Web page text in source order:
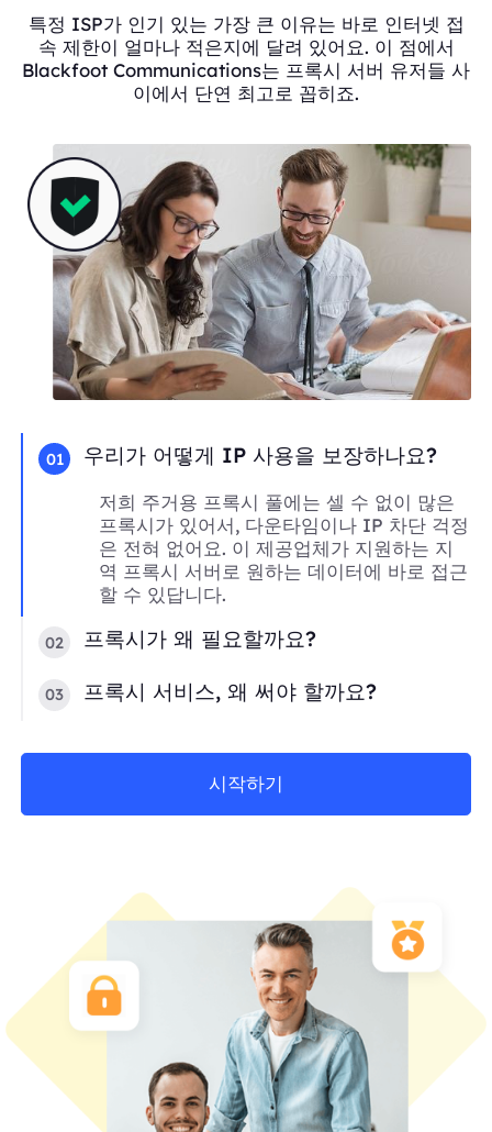
특정 ISP가 인기 있는 가장 큰 이유는 바로 인터넷 접
속 제한이 얼마나 적은지에 달려 있어요. 이 점에서
Blackfoot Communications는 프록시 서버 유저들 사
이에서 단연 최고로 꼽히죠.
01 우리가 어떻게 IP 사용을 보장하나요?
저희 주거용 프록시 풀에는 셀 수 없이 많은
프록시가 있어서, 다운타임이나 IP 차단 걱정
은 전혀 없어요. 이 제공업체가 지원하는 지
역 프록시 서버로 원하는 데이터에 바로 접근
할 수 있답니다.
02 프록시가 왜 필요할까요?
03 프록시 서비스, 왜 써야 할까요?
시작하기